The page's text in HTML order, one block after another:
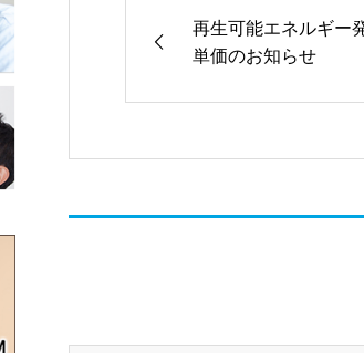
再生可能エネルギー
単価のお知らせ